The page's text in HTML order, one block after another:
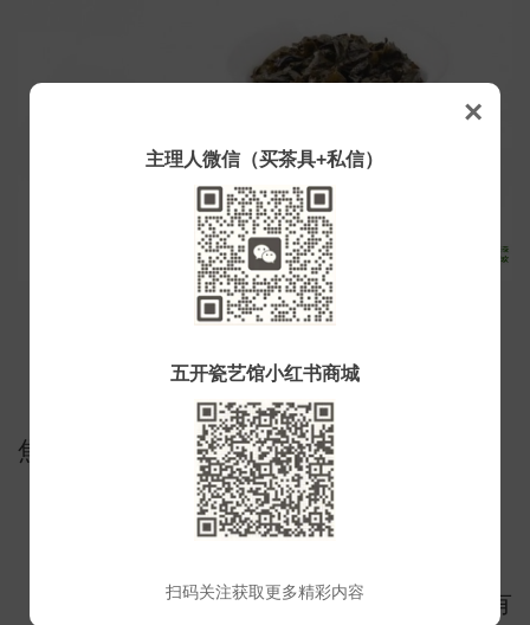
×
主理人微信（买茶具+私信）
五开瓷艺馆小红书商城
扫码关注获取更多精彩内容
香气：香气纯正浓郁，兰花香、炒米香、
焦糖香复合；
口感：滋味醇厚甜润，细腻饱满；
叶底：叶底肥厚，绿、乌润软亮，匀整有